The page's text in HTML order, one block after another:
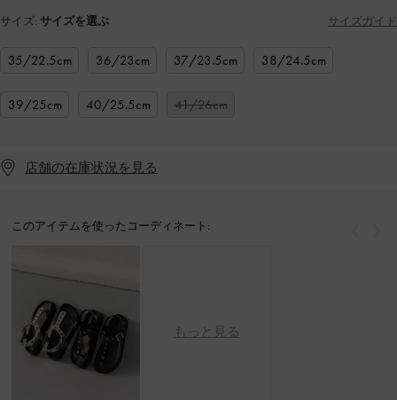
サイズ: サイズを選ぶ サイズガイド
35/22.5cm 36/23cm 37/23.5cm 38/24.5cm
39/25cm 40/25.5cm 41/26cm
店舗の在庫状況を見る
このアイテムを使ったコーディネート:
もっと見る